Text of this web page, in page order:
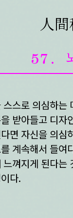
人
guide
전조 異同前兆 이동동
57.
스스로 의심하는
받아들고 디자
면 자신을 의심
계속해서 들여
느껴지게 된다는
다.